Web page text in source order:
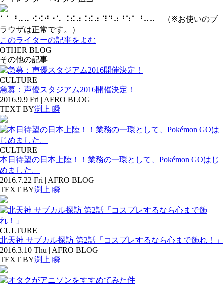
⠁⠁⠘⠤⠤ ⠪⠪⠚⠐⠡ ⠨⠮⠴⠨⠮⠴ ⠹⠙⠴⠘⠱⠁⠘⠤⠤ （※お使いのブ
ラウザは正常です。）
このライターの記事をよむ
OTHER BLOG
その他の記事
CULTURE
急募：声優スタジアム2016開催決定！
2016.9.9 Fri | AFRO BLOG
TEXT BY渕上 瞬
CULTURE
本日待望の日本上陸！！業務の一環として、Pokémon GOはじ
めました。
2016.7.22 Fri | AFRO BLOG
TEXT BY渕上 瞬
CULTURE
北天神 サブカル探訪 第2話「コスプレするなら心まで飾れ！」
2016.3.10 Thu | AFRO BLOG
TEXT BY渕上 瞬